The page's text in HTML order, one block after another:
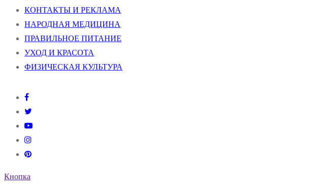
КОНТАКТЫ И РЕКЛАМА
НАРОДНАЯ МЕДИЦИНА
ПРАВИЛЬНОЕ ПИТАНИЕ
УХОД И КРАСОТА
ФИЗИЧЕСКАЯ КУЛЬТУРА
Кнопка